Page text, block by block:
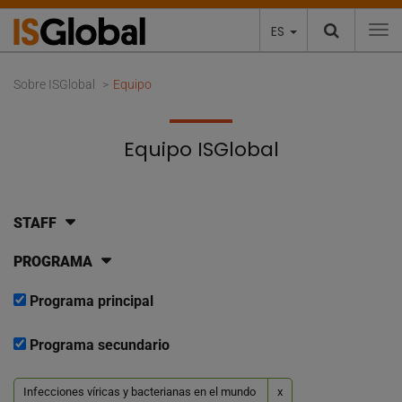
ES
Sobre ISGlobal Equipo
Equipo ISGlobal
STAFF
PROGRAMA
Programa principal
Programa secundario
Infecciones víricas y bacterianas en el mundo x